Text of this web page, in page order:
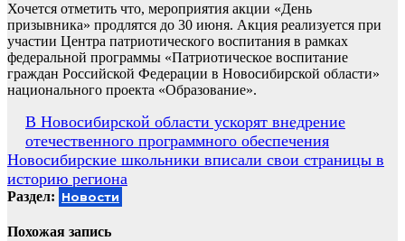
Хочется отметить что, мероприятия акции «День
призывника» продлятся до 30 июня. Акция реализуется при
участии Центра патриотического воспитания в рамках
федеральной программы «Патриотическое воспитание
граждан Российской Федерации в Новосибирской области»
национального проекта «Образование».
Навигация
по
записям
В Новосибирской области ускорят внедрение
отечественного программного обеспечения
Новосибирские школьники вписали свои страницы в
историю региона
Раздел: Новости
Похожая запись